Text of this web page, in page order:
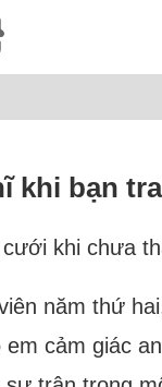
khi bạn
khi chưa
năm thứ
em cảm giác